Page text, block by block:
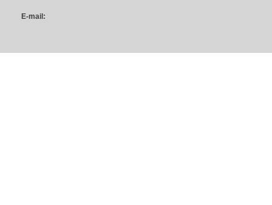
E-mail: